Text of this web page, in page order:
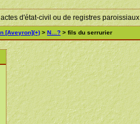
d'état-civil ou de registres paroissiaux
[Aveyron](+) > N…? > fils du serrurier